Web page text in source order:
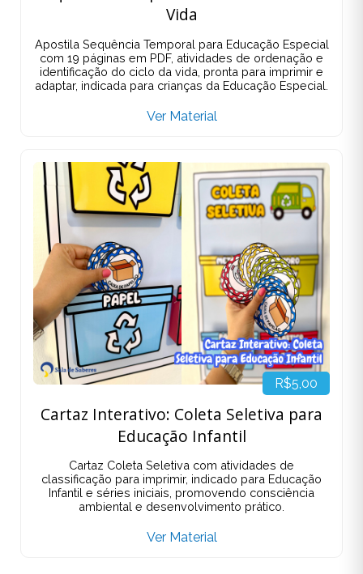
Vida
Apostila Sequência Temporal para Educação Especial
com 19 páginas em PDF, atividades de ordenação e
identificação do ciclo da vida, pronta para imprimir e
adaptar, indicada para crianças da Educação Especial.
Ver Material
R$5,00
Cartaz Interativo: Coleta Seletiva para
Educação Infantil
Cartaz Coleta Seletiva com atividades de
classificação para imprimir, indicado para Educação
Infantil e séries iniciais, promovendo consciência
ambiental e desenvolvimento prático.
Ver Material